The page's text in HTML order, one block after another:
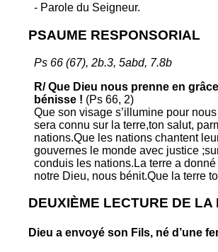
- Parole du Seigneur.
PSAUME RESPONSORIAL
Ps 66 (67), 2b.3, 5abd, 7.8b
R/ Que Dieu nous prenne en
bénisse ! (Ps 66, 2)
Que son visage s’illumine pour
sera connu sur la terre,ton salut,
nations.Que les nations chantent
gouvernes le monde avec justice
conduis les nations.La terre a
notre Dieu, nous bénit.Que la terre
DEUXIÈME LECTURE DE LA
Dieu a envoyé son Fils, né d’une